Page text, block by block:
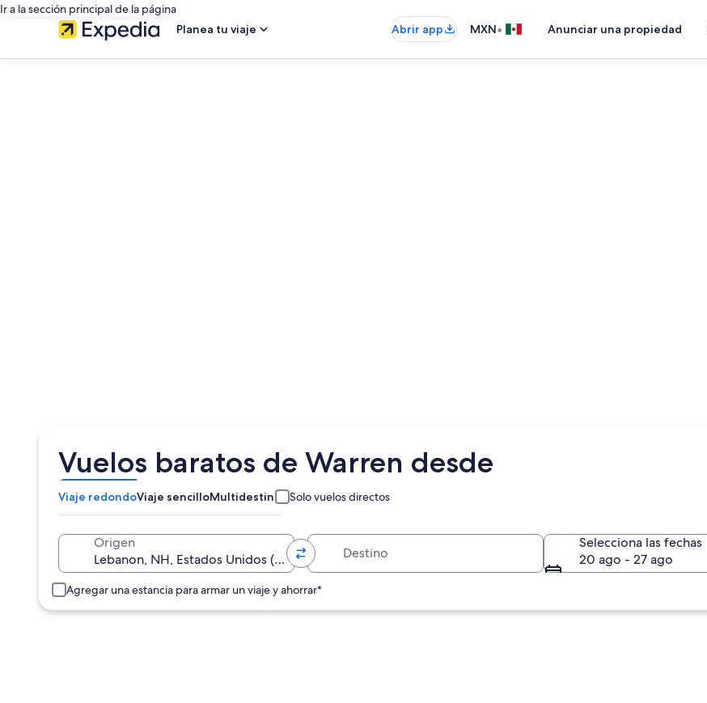
Ir a la sección principal de la página
Planea tu viaje
Abrir app MXN• Anunciar una propiedad
Vuelos baratos de Warren desde
Viaje redondoViaje sencilloMultidestino Solo vuelos directos
Origen
Selecciona las fechas
20 ago - 27 ago
Agregar una estancia para armar un viaje y ahorrar*